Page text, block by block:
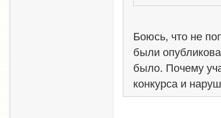
Боюсь, что не
были
было. Почему
конкурса и